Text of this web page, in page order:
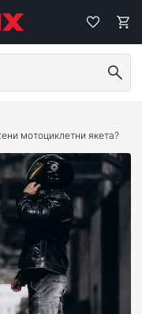
мотоциклетни якета?